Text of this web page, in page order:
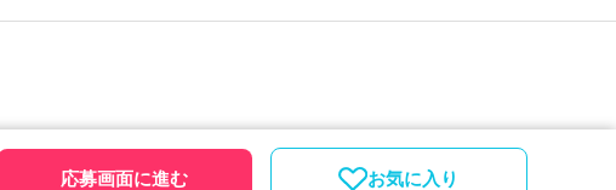
応募画面に進む お気に入り
プライバシーポリシー 採用担当者の方 お問い合わせ